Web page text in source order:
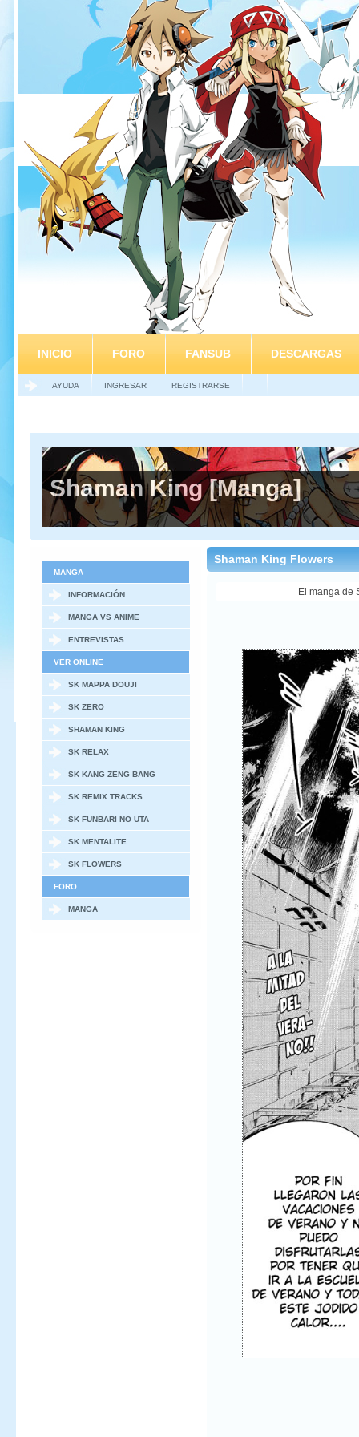
INICIO FORO FANSUB DESCARGAS
AYUDA INGRESAR REGISTRARSE
Shaman King [Manga]
MANGA
INFORMACIÓN
MANGA VS ANIME
ENTREVISTAS
VER ONLINE
SK MAPPA DOUJI
SK ZERO
SHAMAN KING
SK RELAX
SK KANG ZENG BANG
SK REMIX TRACKS
SK FUNBARI NO UTA
SK MENTALITE
SK FLOWERS
FORO
MANGA
Shaman King Flowers
El manga de